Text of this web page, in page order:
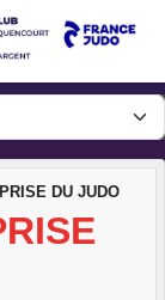
DU JUDO